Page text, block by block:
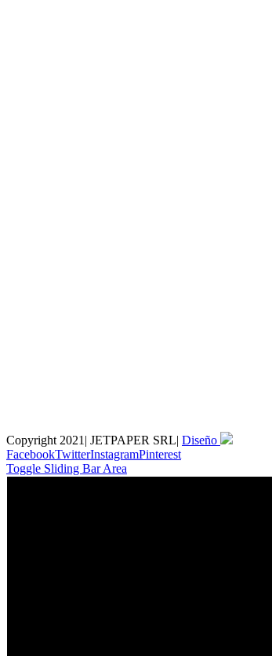
Copyright 2021| JETPAPER SRL| Diseño
FacebookTwitterInstagramPinterest
Toggle Sliding Bar Area